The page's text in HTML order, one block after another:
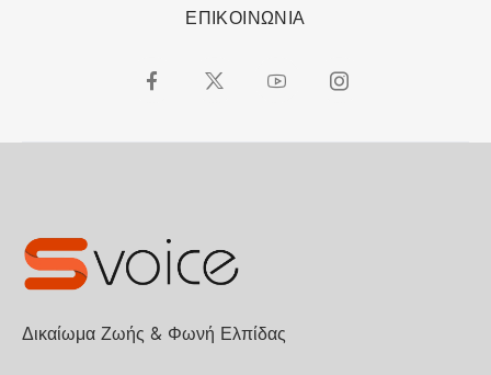
ΕΠΙΚΟΙΝΩΝΙΑ
Δικαίωμα Ζωής & Φωνή Ελπίδας